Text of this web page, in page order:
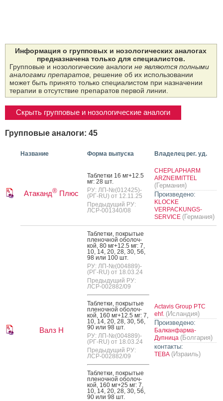
Информация о групповых и нозологических аналогах
предназначена только для специалистов.
Групповые и нозологические аналоги не являются полными
аналогами препаратов, решение об их использовании
может быть принято только специалистом при назначении
терапии в отсутствие препаратов первой линии.
Скрыть групповые и нозологические аналоги
Групповые аналоги: 45
Название Форма выпуска Владелец рег. уд.
Атаканд® Плюс
Таб­летки 16 мг+12.5
мг: 28 шт.
РУ: ЛП-№(012425)-
(РГ-RU) от 12.11.25
Предыдущий РУ:
ЛСР-001340/08
CHEPLAPHARM
ARZNEIMITTEL
(Германия)
Произведено:
KLOCKE
VERPACKUNGS-
SERVICE (Германия)
Валз Н
Таб­летки, пок­ры­тые
пле­ноч­ной обо­лоч­
кой, 80 мг+12.5 мг: 7,
10, 14, 20, 28, 30, 56,
98 или 100 шт.
РУ: ЛП-№(004889)-
(РГ-RU) от 18.03.24
Предыдущий РУ:
ЛСР-002882/09
Таб­летки, пок­ры­тые
пле­ноч­ной обо­лоч­
кой, 160 мг+12.5 мг: 7,
10, 14, 20, 28, 30, 56,
90 или 98 шт.
РУ: ЛП-№(004889)-
(РГ-RU) от 18.03.24
Предыдущий РУ:
ЛСР-002882/09
Таб­летки, пок­ры­тые
пле­ноч­ной обо­лоч­
кой, 160 мг+25 мг: 7,
10, 14, 20, 28, 30, 56,
90 или 98 шт.
Actavis Group PTC
ehf. (Исландия)
Произведено:
Балканфарма-
Дупница (Болгария)
контакты:
ТЕВА (Израиль)